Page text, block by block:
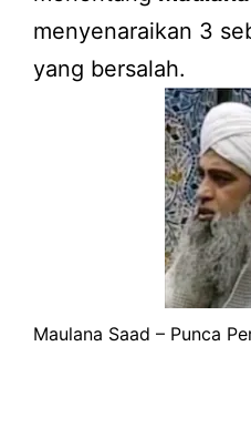
menyenaraikan 3
yang bersalah.
Maulana Saad – Punca